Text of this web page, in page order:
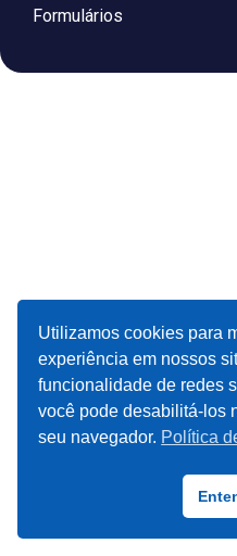
Formulários
Utilizamos cookies para
experiência em nossos
funcionalidade de redes
você pode desabilitá-los
seu navegador. Política